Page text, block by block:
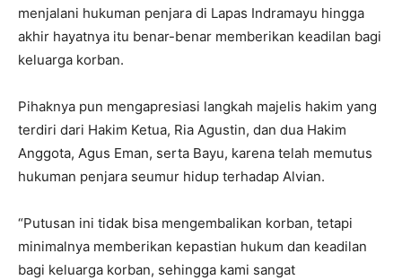
menjalani hukuman penjara di Lapas Indramayu hingga
akhir hayatnya itu benar-benar memberikan keadilan bagi
keluarga korban.
Pihaknya pun mengapresiasi langkah majelis hakim yang
terdiri dari Hakim Ketua, Ria Agustin, dan dua Hakim
Anggota, Agus Eman, serta Bayu, karena telah memutus
hukuman penjara seumur hidup terhadap Alvian.
“Putusan ini tidak bisa mengembalikan korban, tetapi
minimalnya memberikan kepastian hukum dan keadilan
bagi keluarga korban, sehingga kami sangat